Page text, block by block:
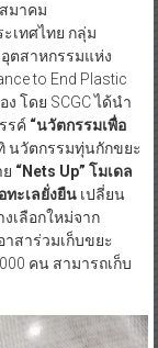
มาคม
เทศไทย กลุ่ม
ตสาหกรรมแห่ง
to End Plastic
โดย SCGC ได้นำ
รค์ “นวัตกรรมเพื่อ
นวัตกรรมทุ่นกักขยะ
“Nets Up” โมเดล
ทะเลยั่งยืนเปลี่ยน
เลือกใหม่จาก
สาร่วมเก็บขยะ
คน สามารถเก็บ